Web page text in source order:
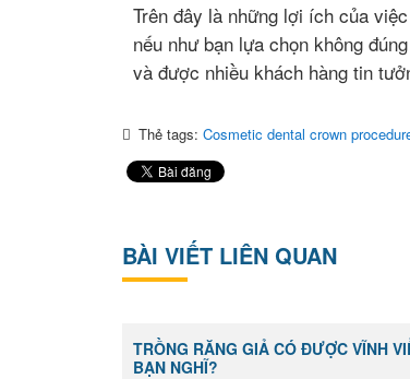
Trên đây là những lợi ích của
nếu như bạn lựa chọn không
và được nhiều khách hàng tin
Thẻ tags: Cosmetic dental crown
BÀI VIẾT LIÊN QUAN
TRỒNG RĂNG GIẢ CÓ ĐƯỢC VĨNH
BẠN NGHĨ?